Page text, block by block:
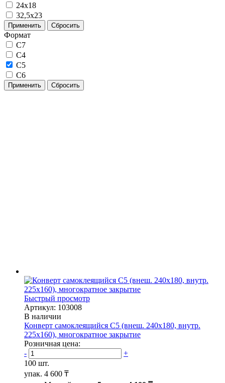
24х18
32,5х23
Применить Сбросить
Формат
C7
С4
С5
С6
Применить Сбросить
Быстрый просмотр
Артикул: 103008
В наличии
Конверт самоклеящийся С5 (внеш. 240х180, внутр.
225х160), многократное закрытие
Розничная цена:
-
+
100 шт.
упак. 4 600 ₸